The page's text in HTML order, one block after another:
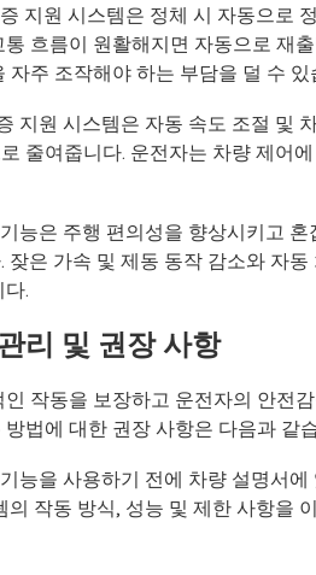
지원 시스템은 정체 시 자동으로
흐름이 원활해지면 자동으로 재
주 조작해야 하는 부담을 덜 수 있
지원 시스템은 자동 속도 조절 및
줄여줍니다. 운전자는 차량 제어
능은 주행 편의성을 향상시키고
잦은 가속 및 제동 동작 감소와 자
.
리 및 권장 사항
작동을 보장하고 운전자의 안전
법에 대한 권장 사항은 다음과 같
능을 사용하기 전에 차량 설명서
의 작동 방식, 성능 및 제한 사항을